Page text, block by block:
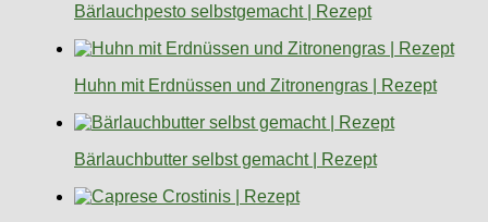
Bärlauchpesto selbstgemacht | Rezept
Huhn mit Erdnüssen und Zitronengras | Rezept
Bärlauchbutter selbst gemacht | Rezept